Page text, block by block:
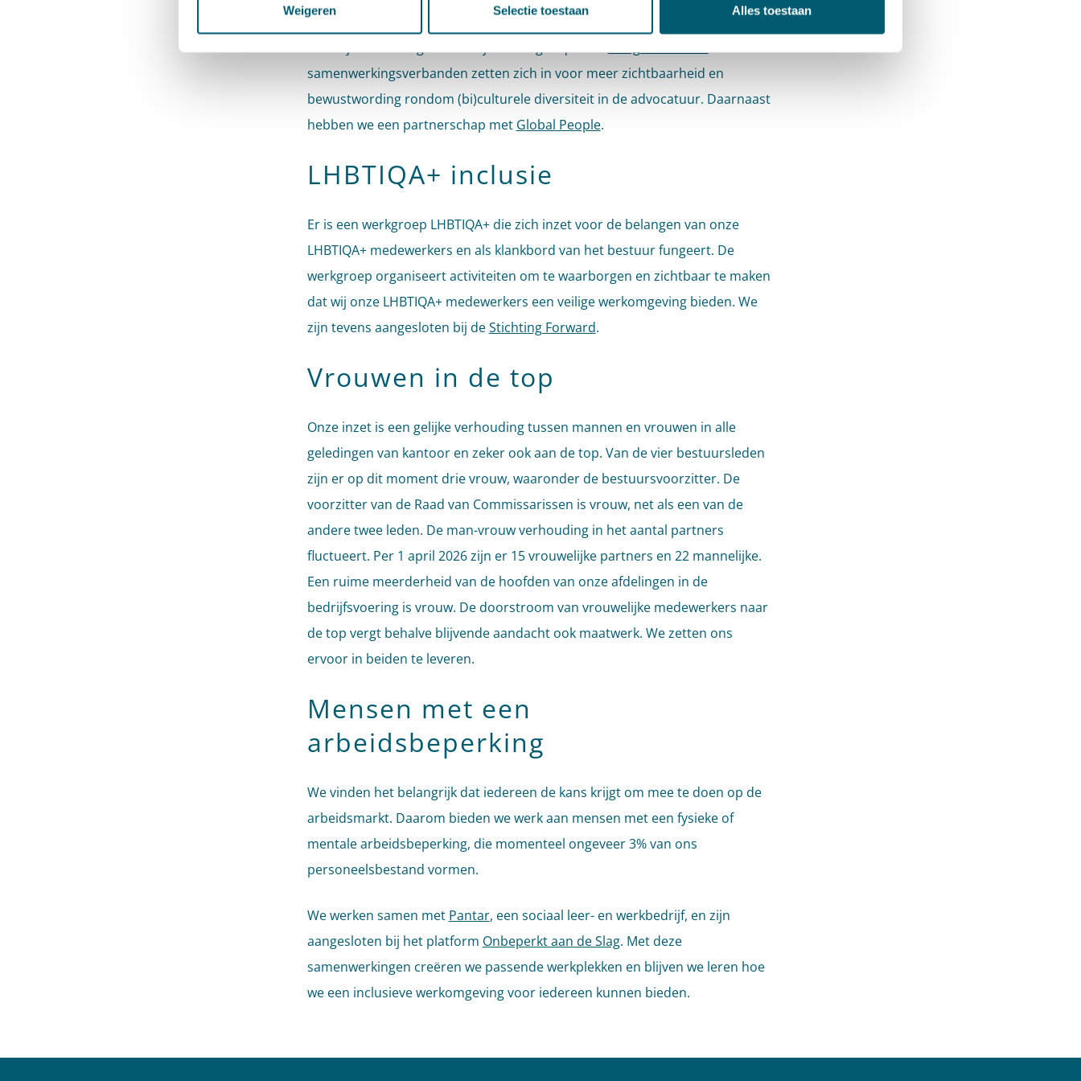
Weigeren Selectie toestaan Alles toestaan
samenwerkingsverbanden zetten zich in voor meer zichtbaarheid en
bewustwording rondom (bi)culturele diversiteit in de advocatuur. Daarnaast
hebben we een partnerschap met Global People.
LHBTIQA+ inclusie
Er is een werkgroep LHBTIQA+ die zich inzet voor de belangen van onze
LHBTIQA+ medewerkers en als klankbord van het bestuur fungeert. De
werkgroep organiseert activiteiten om te waarborgen en zichtbaar te maken
dat wij onze LHBTIQA+ medewerkers een veilige werkomgeving bieden. We
zijn tevens aangesloten bij deStichting Forward.
Vrouwen in de top
Onze inzet is een gelijke verhouding tussen mannen en vrouwen in alle
geledingen van kantoor en zeker ook aan de top. Van de vier bestuursleden
zijn er op dit moment drie vrouw, waaronder de bestuursvoorzitter. De
voorzitter van de Raad van Commissarissen is vrouw, net als een van de
andere twee leden. De man-vrouw verhouding in het aantal partners
fluctueert. Per 1 april 2026 zijn er 15 vrouwelijke partners en 22 mannelijke.
Een ruime meerderheid van de hoofden van onze afdelingen in de
bedrijfsvoering is vrouw. De doorstroom van vrouwelijke medewerkers naar
de top vergt behalve blijvende aandacht ook maatwerk. We zetten ons
ervoor in beiden te leveren.
Mensen met een
arbeidsbeperking
We vinden het belangrijk dat iedereen de kans krijgt om mee te doen op de
arbeidsmarkt. Daarom bieden we werk aan mensen met een fysieke of
mentale arbeidsbeperking, die momenteel ongeveer 3% van ons
personeelsbestand vormen.
We werken samen met Pantar, een sociaal leer- en werkbedrijf, en zijn
aangesloten bij het platform Onbeperkt aan de Slag. Met deze
samenwerkingen creëren we passende werkplekken en blijven we leren hoe
we een inclusieve werkomgeving voor iedereen kunnen bieden.